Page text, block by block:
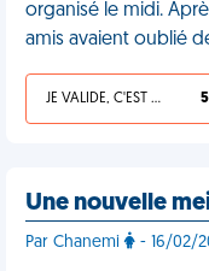
organisé le midi.
amis avaient oublié
JE VALIDE, C'EST UNE VDM
Une nouvelle
Par Chanemi - 16/02/